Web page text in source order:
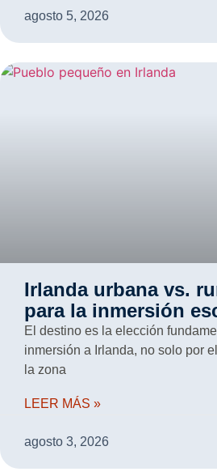
agosto 5, 2026
Irlanda urbana vs.
para la inmersión
El destino es la elección
inmersión a Irlanda, no solo por
la zona
LEER MÁS »
agosto 3, 2026